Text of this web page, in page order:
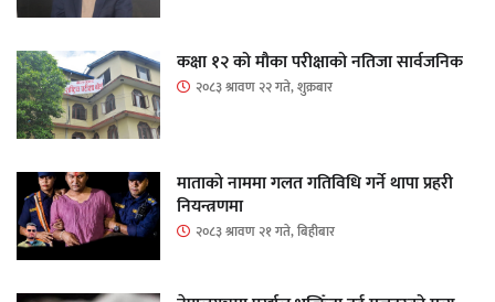
कक्षा १२ को मौका परीक्षाको नतिजा सार्वजनिक
२०८३ श्रावण २२ गते, शुक्रबार
माताकाे नाममा गलत गतिविधि गर्ने थापा प्रहरी
नियन्त्रणमा
२०८३ श्रावण २१ गते, बिहीबार